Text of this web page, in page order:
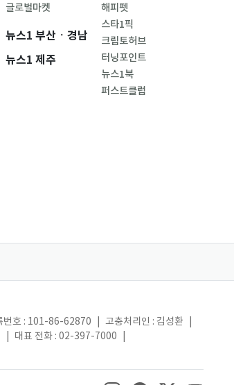
글로벌마켓
뉴스1 부산ㆍ경남
뉴스1 제주
해피펫
스타1픽
크립토허브
터닝포인트
뉴스1북
퍼스트클럽
번호 : 101-86-62870 고충처리인 : 김성환
대표 전화 : 02-397-7000